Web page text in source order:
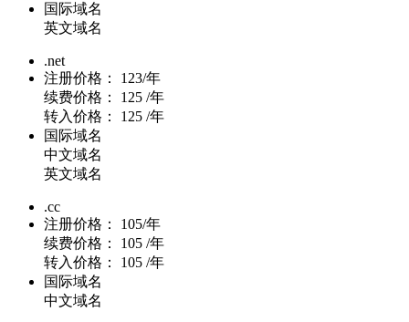
国际域名
英文域名
.net
注册价格：
123/年
续费价格：
125 /年
转入价格：
125 /年
国际域名
中文域名
英文域名
.cc
注册价格：
105/年
续费价格：
105 /年
转入价格：
105 /年
国际域名
中文域名